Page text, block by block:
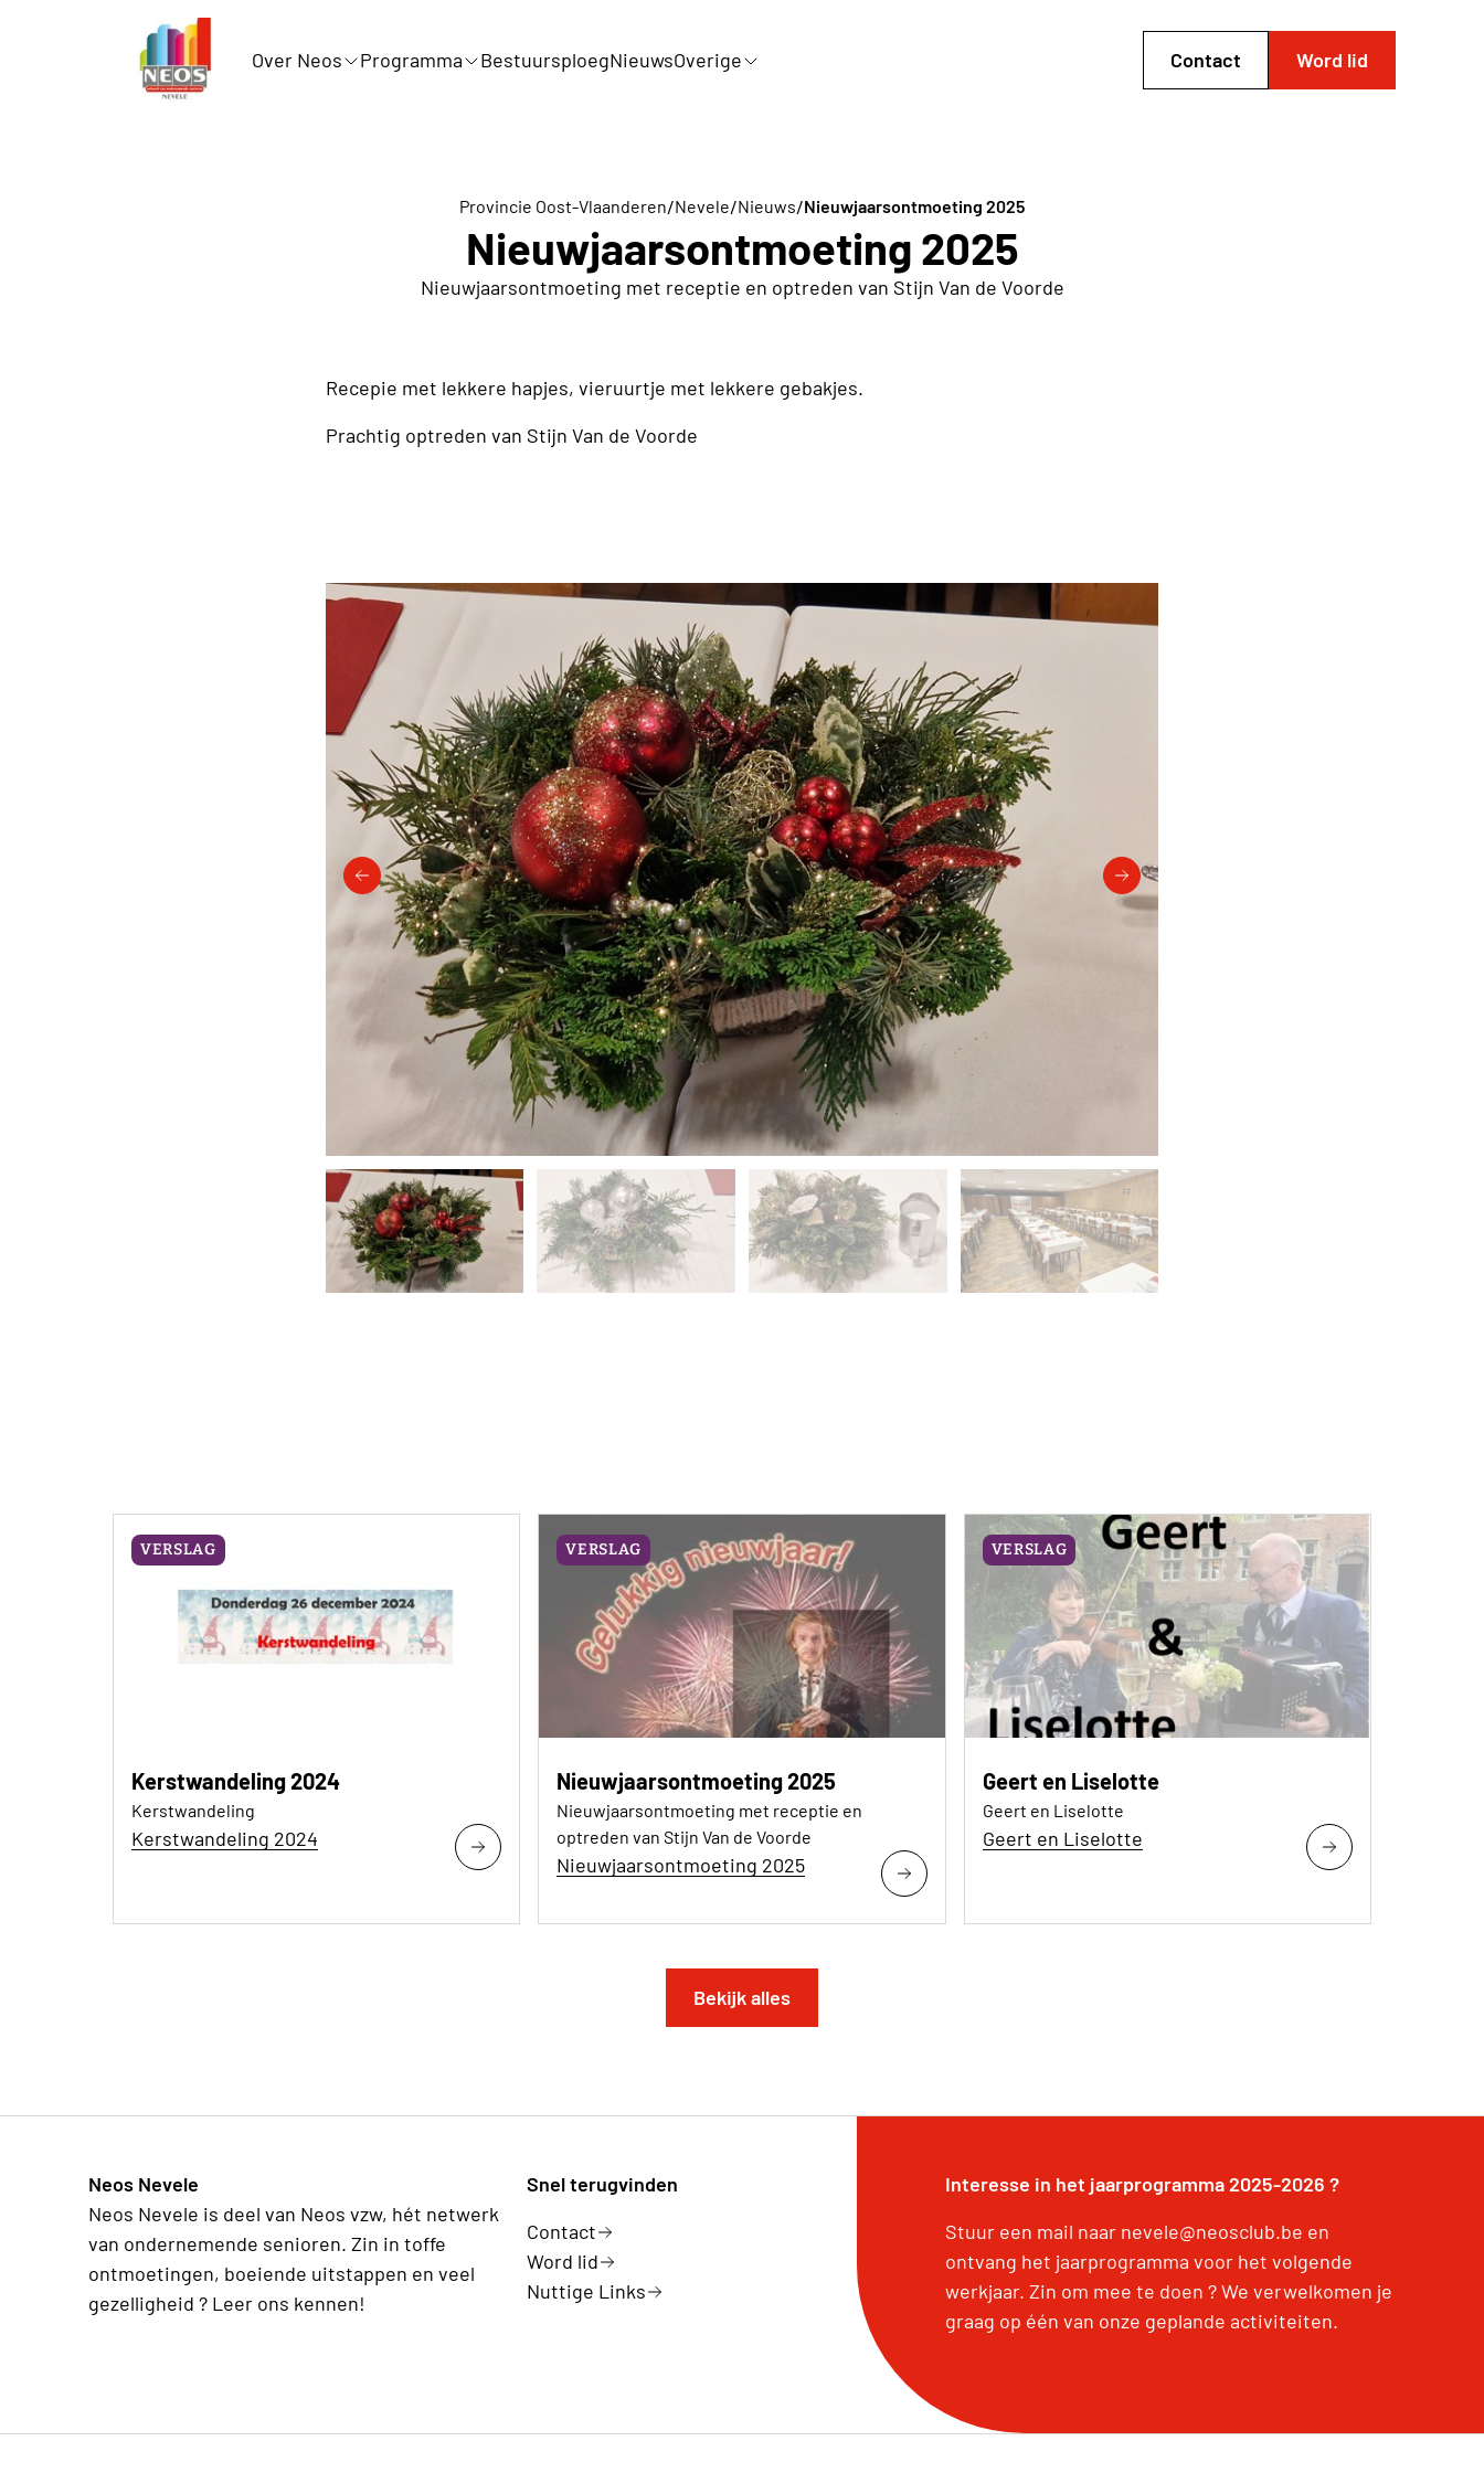
Over Neos Programma BestuursploegNieuwsOverige Contact Word lid
Provincie Oost-Vlaanderen/Nevele/Nieuws/Nieuwjaarsontmoeting 2025
Nieuwjaarsontmoeting 2025
Nieuwjaarsontmoeting met receptie en optreden van Stijn Van de Voorde
Recepie met lekkere hapjes, vieruurtje met lekkere gebakjes.
Prachtig optreden van Stijn Van de Voorde
VERSLAG
Kerstwandeling 2024
Kerstwandeling
Kerstwandeling 2024
VERSLAG
Nieuwjaarsontmoeting 2025
Nieuwjaarsontmoeting met receptie en
optreden van Stijn Van de Voorde
Nieuwjaarsontmoeting 2025
VERSLAG
Geert en Liselotte
Geert en Liselotte
Geert en Liselotte
Bekijk alles
Neos Nevele
Neos Nevele is deel van Neos vzw, hét netwerk
van ondernemende senioren. Zin in toffe
ontmoetingen, boeiende uitstappen en veel
gezelligheid ? Leer ons kennen!
Snel terugvinden
Contact
Word lid
Nuttige Links
Interesse in het jaarprogramma 2025-2026 ?
Stuur een mail naar nevele@neosclub.be en
ontvang het jaarprogramma voor het volgende
werkjaar. Zin om mee te doen ? We verwelkomen je
graag op één van onze geplande activiteiten.